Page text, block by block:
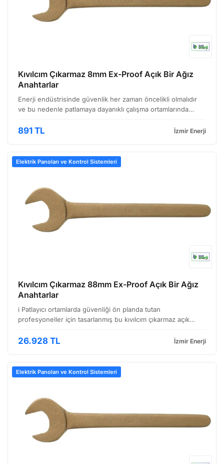
Kıvılcım Çıkarmaz 8mm Ex-Proof Açık Bir Ağız
Anahtarlar
Enerji endüstrisinde güvenlik her zaman öncelikli olmalıdır
ve bu nedenle patlamaya dayanıklı çalışma ortamlarında
ürün, özellikle tehlikeli alanlarda güvenli çalı…
891 TL İzmir Enerji
Elektrik Panoları ve Kontrol Sistemleri
Kıvılcım Çıkarmaz 88mm Ex-Proof Açık Bir Ağız
Anahtarlar
i Patlayıcı ortamlarda güvenliği ön planda tutan
profesyoneller için tasarlanmış bu kıvılcım çıkarmaz açık
sunar. Özellikle Ex-Proof (patlamaya dayanıklı) sertif…
26.928 TL İzmir Enerji
Elektrik Panoları ve Kontrol Sistemleri